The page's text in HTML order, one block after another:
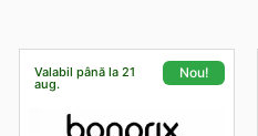
Valabil până la 21
aug.
Nou!